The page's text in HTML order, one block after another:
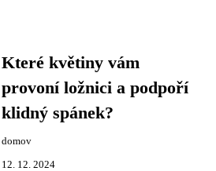
Které květiny vám
provoní ložnici a podpoří
klidný spánek?
domov
12. 12. 2024